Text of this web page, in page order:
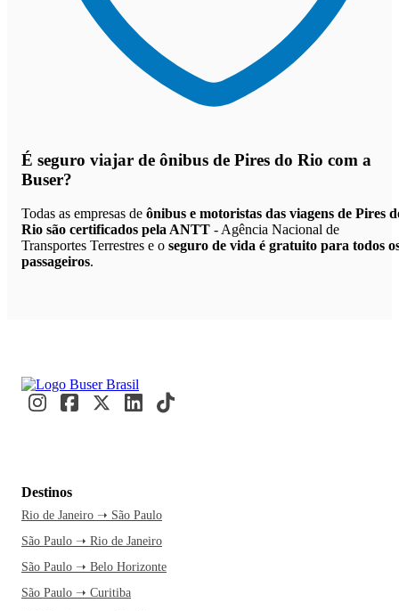
É seguro viajar de ônibus de Pires do Rio com a
Buser?
Todas as empresas de ônibus e motoristas das viagens de Pires
Rio são certificados pela ANTT - Agência Nacional de
Transportes Terrestres e o seguro de vida é gratuito para todos
passageiros.
Destinos
Rio de Janeiro ➝ São Paulo
São Paulo ➝ Rio de Janeiro
São Paulo ➝ Belo Horizonte
São Paulo ➝ Curitiba